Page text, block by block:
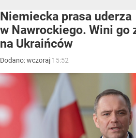
Niemiecka prasa uderza
w Nawrockiego. Wini go
na Ukraińców
Dodano:wczoraj 15:52